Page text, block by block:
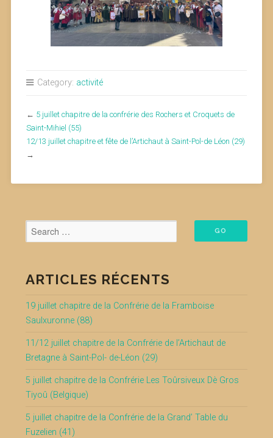
Category: activité
← 5 juillet chapitre de la confrérie des Rochers et Croquets de
Saint-Mihiel (55)
12/13 juillet chapitre et fête de l’Artichaut à Saint-Pol-de Léon (29)
→
ARTICLES RÉCENTS
19 juillet chapitre de la Confrérie de la Framboise
Saulxuronne (88)
11/12 juillet chapitre de la Confrérie de l’Artichaut de
Bretagne à Saint-Pol- de-Léon (29)
5 juillet chapitre de la Confrérie Les Toûrsiveux Dè Gros
Tiyoû (Belgique)
5 juillet chapitre de la Confrérie de la Grand’ Table du
Fuzelien (41)